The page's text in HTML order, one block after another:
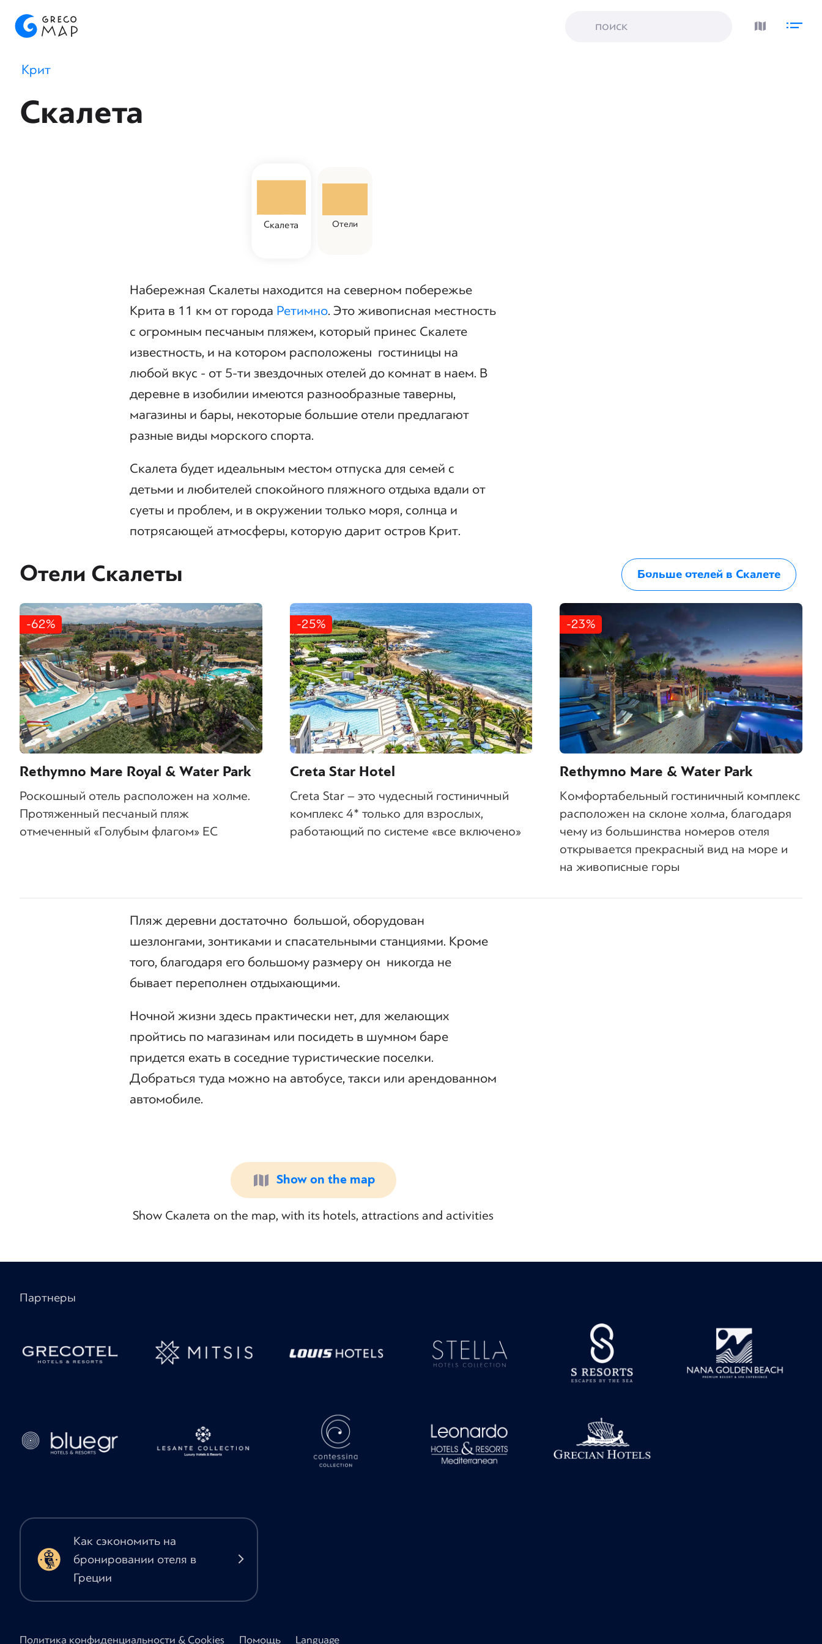
Крит
Скалета
Скалета Отели
Набережная Скалеты находится на северном побережье
Крита в 11 км от города Ретимно. Это живописная местность
с огромным песчаным пляжем, который принес Скалете
известность, и на котором расположены гостиницы на
любой вкус - от 5-ти звездочных отелей до комнат в наем. В
деревне в изобилии имеются разнообразные таверны,
магазины и бары, некоторые большие отели предлагают
разные виды морского спорта.
Скалета будет идеальным местом отпуска для семей с
детьми и любителей спокойного пляжного отдыха вдали от
суеты и проблем, и в окружении только моря, солнца и
потрясающей атмосферы, которую дарит остров Крит.
Отели Скалеты
-62%
Rethymno Mare Royal & Water Park
Роскошный отель расположен на холме.
Протяженный песчаный пляж
отмеченный «Голубым флагом» ЕС
-25%
Creta Star Hotel
Creta Star – это чудесный гостиничный
комплекс 4* только для взрослых,
работающий по системе «все включено»
-23%
Rethymno Mare & Water Park
Комфортабельный гостиничный комплекс
расположен на склоне холма, благодаря
чему из большинства номеров отеля
открывается прекрасный вид на море и
на живописные горы
Больше отелей в Скалете
Пляж деревни достаточно большой, оборудован
шезлонгами, зонтиками и спасательными станциями. Кроме
того, благодаря его большому размеру он никогда не
бывает переполнен отдыхающими.
Ночной жизни здесь практически нет, для желающих
пройтись по магазинам или посидеть в шумном баре
придется ехать в соседние туристические поселки.
Добраться туда можно на автобусе, такси или арендованном
автомобиле.
Show on the map
Show Скалета on the map, with its hotels, attractions and activities
Партнеры
Как сэкономить на
бронировании отеля в
Греции
Политика конфиденциальности & Cookies Помощь Language